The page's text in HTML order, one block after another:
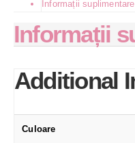
Informații suplimentare
Informații
Additional
Culoare